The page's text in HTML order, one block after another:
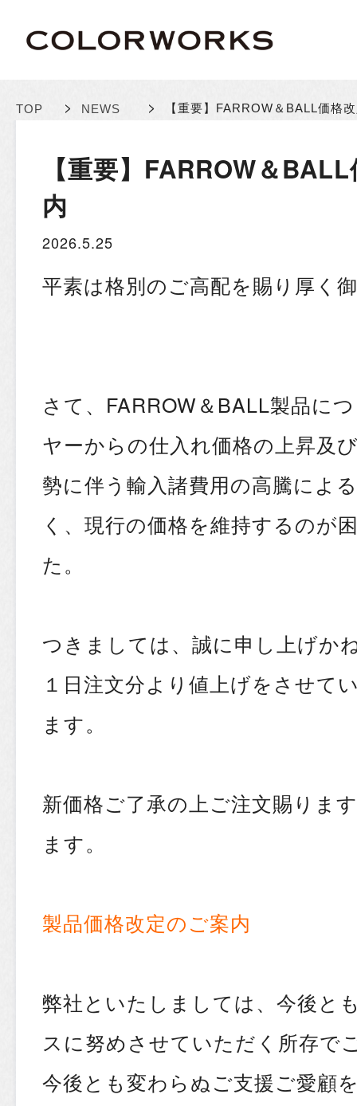
TOP > NEWS > 【重要】FARROW＆BALL価格
【重要】FARROW＆
内
2026.5.25
平素は格別のご高配を賜り厚く
さて、FARROW＆BALL製品に
ヤーからの仕入れ価格の上昇及
勢に伴う輸入諸費用の高騰によ
く、現行の価格を維持するのが
た。
つきましては、誠に申し上げか
１日注文分より値上げをさせて
ます。
新価格ご了承の上ご注文賜りま
ます。
製品価格改定のご案内
弊社といたしましては、今後と
スに努めさせていただく所存で
今後とも変わらぬご支援ご愛顧